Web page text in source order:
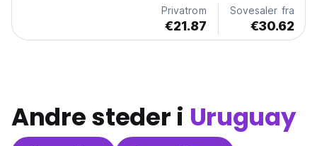
Privatrom
€21.87
Sovesaler fra
€30.62
Andre steder i Uruguay